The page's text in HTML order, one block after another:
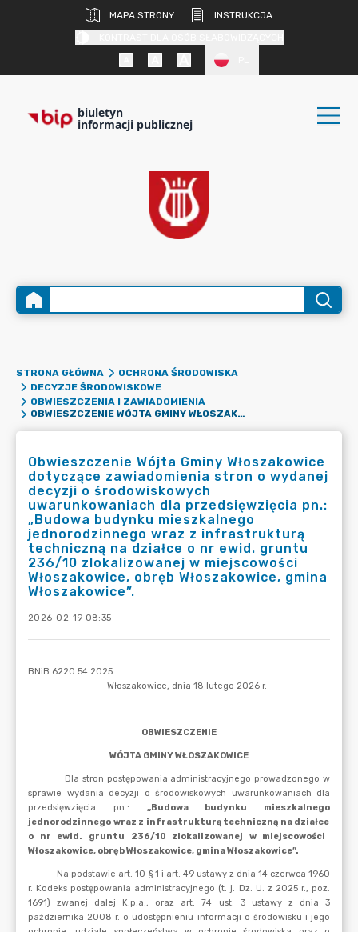
MAPA STRONY
INSTRUKCJA
biuletyn
informacji publicznej
STRONA GŁÓWNA
OCHRONA ŚRODOWISKA
DECYZJE ŚRODOWISKOWE
OBWIESZCZENIA I ZAWIADOMIENIA
OBWIESZCZENIE WÓJTA GMINY WŁOSZAKOWICE DOTYCZĄCE ZAWIADOMIENIA STRON O WYDANEJ DECYZJI O ŚRODOWISKOWYCH UWARUNKOWANIACH DLA PRZEDSIĘWZIĘCIA PN.: „BUDOWA BUDYNKU MIESZKALNEGO JEDNORODZINNEGO WRAZ Z INFRASTRUKTURĄ TECHNICZNĄ NA DZIAŁCE O NR EWID. GRUNTU 236/10 ZLOKALIZOWANEJ W MIEJSCOWOŚCI WŁOSZAKOWICE, OBRĘB WŁOSZAKOWICE, GMINA WŁOSZAKOWICE”.
Obwieszczenie Wójta Gminy Włoszakowice
dotyczące zawiadomienia stron o wydanej
decyzji o środowiskowych
uwarunkowaniach dla przedsięwzięcia pn.:
„Budowa budynku mieszkalnego
jednorodzinnego wraz z infrastrukturą
techniczną na działce o nr ewid. gruntu
236/10 zlokalizowanej w miejscowości
Włoszakowice, obręb Włoszakowice, gmina
Włoszakowice”.
2026-02-19 08:35